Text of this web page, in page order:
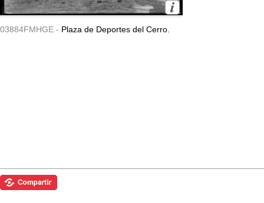
03884FMHGE - Plaza de Deportes del Cerro.